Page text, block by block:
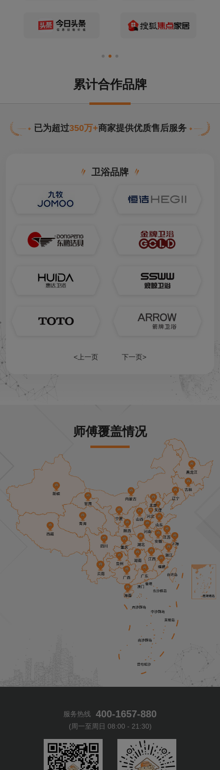
累计合作品牌
已为超过350万+商家提供优质售后服务
卫浴品牌
<上一页 下一页>
师傅覆盖情况
服务热线 400-1657-880
(周一至周日 08:00 - 21:30)